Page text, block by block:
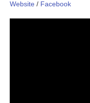
Website / Facebook